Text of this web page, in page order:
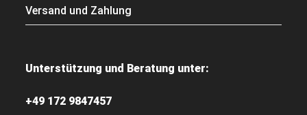
Versand und Zahlung
Unterstützung und Beratung unter:
+49 172 9847457